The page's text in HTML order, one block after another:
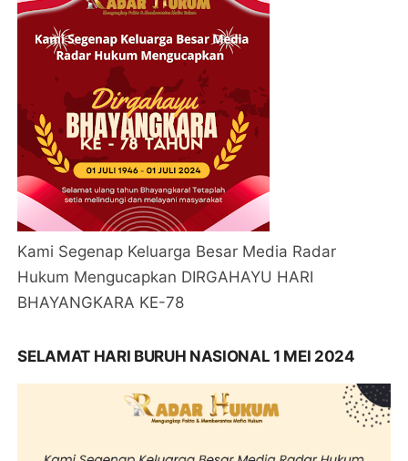
Kami Segenap Keluarga Besar Media Radar
Hukum Mengucapkan DIRGAHAYU HARI
BHAYANGKARA KE-78
SELAMAT HARI BURUH NASIONAL 1 MEI 2024